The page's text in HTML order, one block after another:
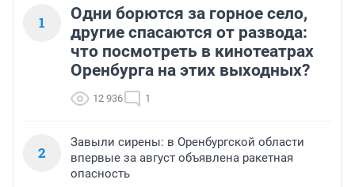
1
Одни борются за горное село,
другие спасаются от развода:
что посмотреть в кинотеатрах
Оренбурга на этих выходных?
12 936 1
2
Завыли сирены: в Оренбургской области
впервые за август объявлена ракетная
опасность